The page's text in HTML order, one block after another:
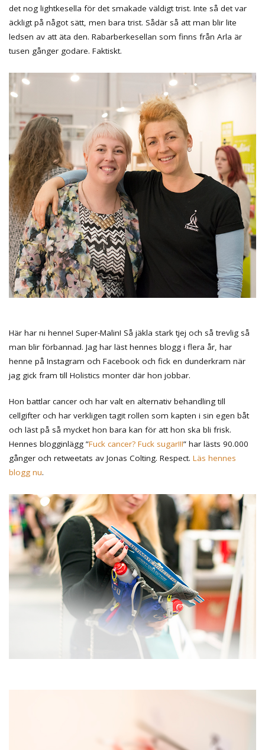
det nog lightkesella för det smakade väldigt trist. Inte så det var
äckligt på något sätt, men bara trist. Sådär så att man blir lite
ledsen av att äta den. Rabarberkesellan som finns från Arla är
tusen gånger godare. Faktiskt.
Här har ni henne! Super-Malin! Så jäkla stark tjej och så trevlig så
man blir förbannad. Jag har läst hennes blogg i flera år, har
henne på Instagram och Facebook och fick en dunderkram när
jag gick fram till Holistics monter där hon jobbar.
Hon battlar cancer och har valt en alternativ behandling till
cellgifter och har verkligen tagit rollen som kapten i sin egen båt
och läst på så mycket hon bara kan för att hon ska bli frisk.
Hennes blogginlägg ”Fuck cancer? Fuck sugar!!!” har lästs 90.000
gånger och retweetats av Jonas Colting. Respect. Läs hennes
blogg nu.